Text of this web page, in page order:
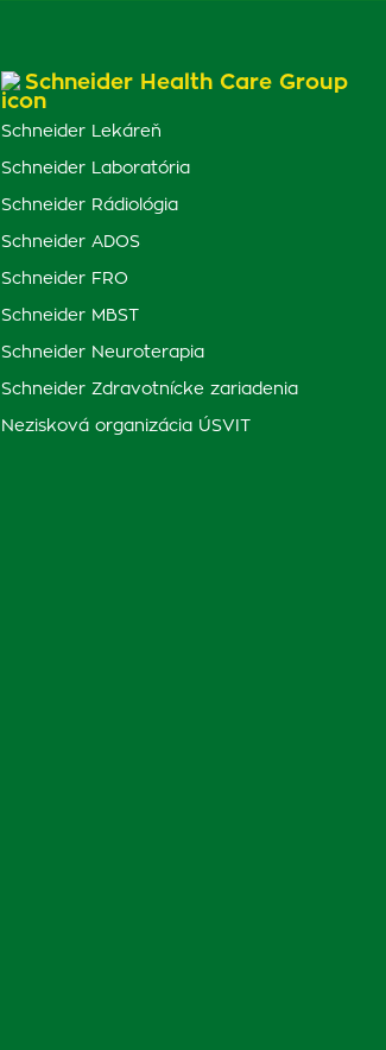
Schneider Health Care Group
Schneider Lekáreň
Schneider Laboratória
Schneider Rádiológia
Schneider ADOS
Schneider FRO
Schneider MBST
Schneider Neuroterapia
Schneider Zdravotnícke zariadenia
Nezisková organizácia ÚSVIT